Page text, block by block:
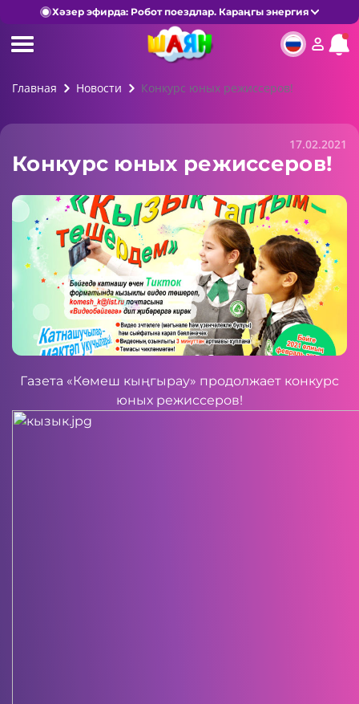
Хәзер эфирда: Робот поездлар. Караңгы энергия
Главная Новости Конкурс юных режиссеров!
17.02.2021
Конкурс юных режиссеров!
Газета «Көмеш кыңгырау» продолжает конкурс
юных режиссеров!